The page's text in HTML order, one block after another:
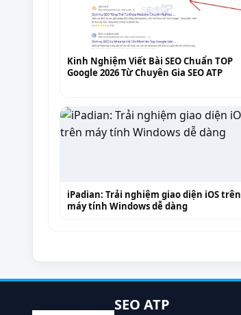
Kinh Nghiệm Viết Bài SEO Chuẩn TOP
Google 2026 Từ Chuyên Gia SEO ATP
iPadian: Trải nghiệm giao diện iOS trên
máy tính Windows dễ dàng
SEO ATP